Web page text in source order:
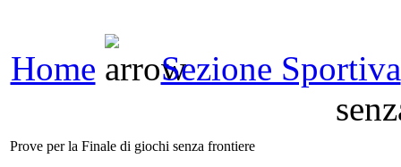
Home
Sezione Sportiva
Prove per la Finale di giochi senza frontiere